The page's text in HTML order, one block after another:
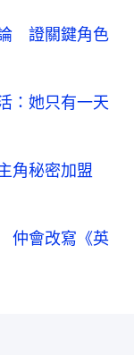
論 證關鍵角色
：她只有一天
角秘密加盟
仲會改寫《英